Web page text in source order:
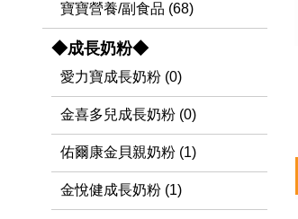
寶寶營養/副食品 (68)
◆成長奶粉◆
愛力寶成長奶粉 (0)
金喜多兒成長奶粉 (0)
佑爾康金貝親奶粉 (1)
金悅健成長奶粉 (1)